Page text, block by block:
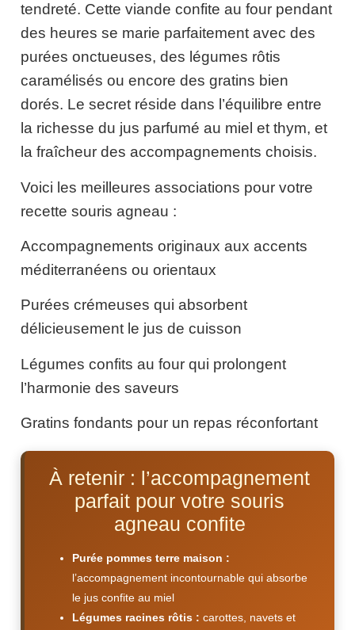
tendreté. Cette viande confite au four pendant
des heures se marie parfaitement avec des
purées onctueuses, des légumes rôtis
caramélisés ou encore des gratins bien
dorés. Le secret réside dans l’équilibre entre
la richesse du jus parfumé au miel et thym, et
la fraîcheur des accompagnements choisis.
Voici les meilleures associations pour votre
recette souris agneau :
Accompagnements originaux aux accents
méditerranéens ou orientaux
Purées crémeuses qui absorbent
délicieusement le jus de cuisson
Légumes confits au four qui prolongent
l’harmonie des saveurs
Gratins fondants pour un repas réconfortant
À retenir : l’accompagnement
parfait pour votre souris
agneau confite
Purée pommes terre maison :
l’accompagnement incontournable qui absorbe
le jus confite au miel
Légumes racines rôtis : carottes, navets et